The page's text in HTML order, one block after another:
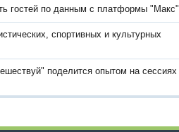
гостей по данным с платформы "Макс"
спортивных и культурных
поделится опытом на сессиях